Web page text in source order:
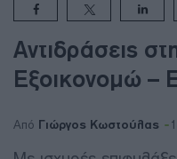
Αντιδράσεις
Εξοικονομώ –
Από Γιώργος Κωστούλας